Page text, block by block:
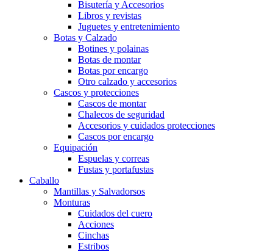
Bisutería y Accesorios
Libros y revistas
Juguetes y entretenimiento
Botas y Calzado
Botines y polainas
Botas de montar
Botas por encargo
Otro calzado y accesorios
Cascos y protecciones
Cascos de montar
Chalecos de seguridad
Accesorios y cuidados protecciones
Cascos por encargo
Equipación
Espuelas y correas
Fustas y portafustas
Caballo
Mantillas y Salvadorsos
Monturas
Cuidados del cuero
Acciones
Cinchas
Estribos